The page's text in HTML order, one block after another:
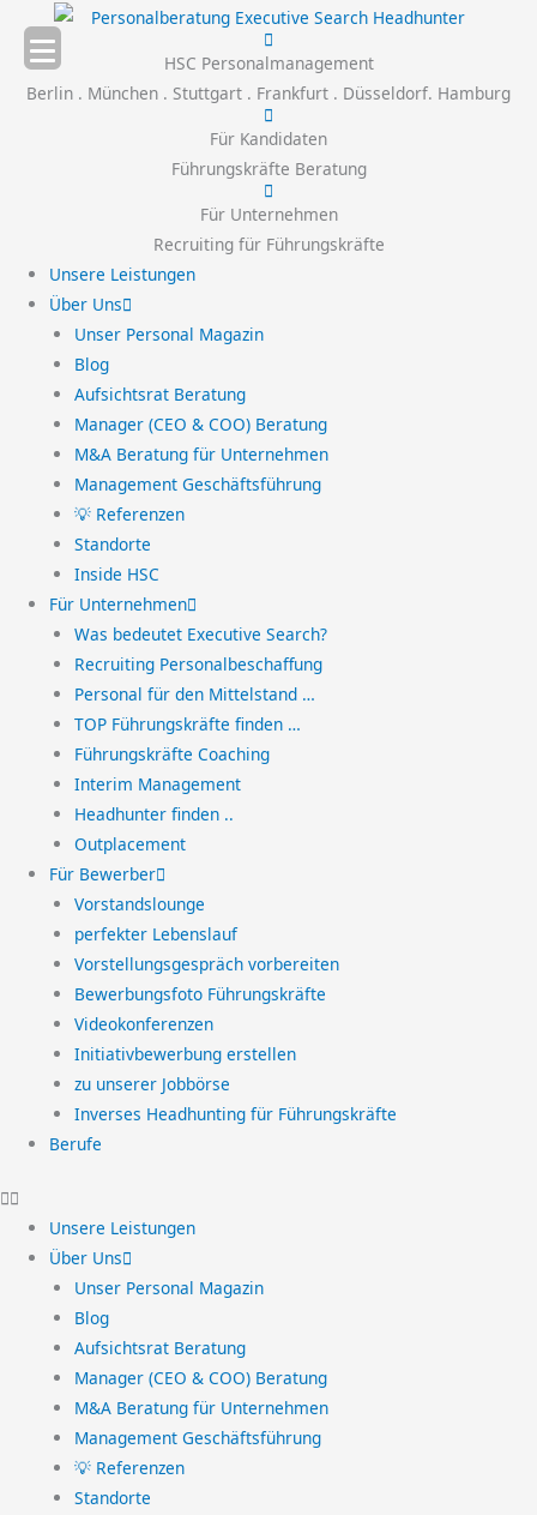
Inhalt
springen
HSC Personalmanagement
Berlin . München . Stuttgart . Frankfurt . Düsseldorf. Hamburg
Für Kandidaten
Führungskräfte Beratung
Für Unternehmen
Recruiting für Führungskräfte
Unsere Leistungen
Über Uns
Unser Personal Magazin
Blog
Aufsichtsrat Beratung
Manager (CEO & COO) Beratung
M&A Beratung für Unternehmen
Management Geschäftsführung
💡 Referenzen
Standorte
Inside HSC
Für Unternehmen
Was bedeutet Executive Search?
Recruiting Personalbeschaffung
Personal für den Mittelstand …
TOP Führungskräfte finden …
Führungskräfte Coaching
Interim Management
Headhunter finden ..
Outplacement
Für Bewerber
Vorstandslounge
perfekter Lebenslauf
Vorstellungsgespräch vorbereiten
Bewerbungsfoto Führungskräfte
Videokonferenzen
Initiativbewerbung erstellen
zu unserer Jobbörse
Inverses Headhunting für Führungskräfte
Berufe
Unsere Leistungen
Über Uns
Unser Personal Magazin
Blog
Aufsichtsrat Beratung
Manager (CEO & COO) Beratung
M&A Beratung für Unternehmen
Management Geschäftsführung
💡 Referenzen
Standorte